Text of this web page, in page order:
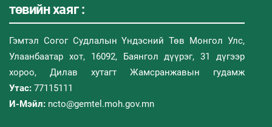
төвийн хаяг :
Гэмтэл Согог Судлалын Үндэсний Төв Монгол Улс,
Улаанбаатар хот, 16092, Баянгол дүүрэг, 31 дүгээр
хороо, Дилав хутагт Жамсранжавын гудамж
Утас: 77115111
И-Мэйл: ncto@gemtel.moh.gov.mn